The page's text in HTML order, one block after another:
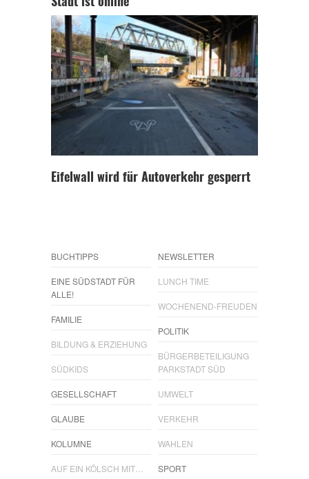
Stadt ist online
Eifelwall wird für Autoverkehr gesperrt
BUCHTIPPS
EINE SÜDSTADT FÜR
ALLE!
FAMILIE
BILDUNG & ERZIEHUNG
SÜDKIDS
GESELLSCHAFT
GLAUBE
KOLUMNE
AUF EIN KÖLSCH MIT…
NEWSLETTER
LUNCH TIME
WOCHENEND-FREUDEN
POLITIK
BÜRGERBETEILIGUNG
PARKSTADT SÜD
UMWELT
VERKEHR
WAHLEN
SPORT